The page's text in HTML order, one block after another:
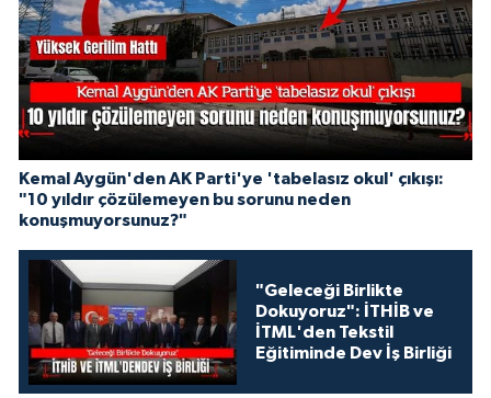
Kemal Aygün'den AK Parti'ye 'tabelasız okul' çıkışı:
"10 yıldır çözülemeyen bu sorunu neden
konuşmuyorsunuz?"
"Geleceği Birlikte
Dokuyoruz": İTHİB ve
İTML'den Tekstil
Eğitiminde Dev İş Birliği